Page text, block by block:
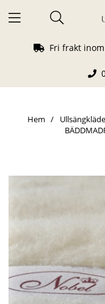
Fri frakt
Hem